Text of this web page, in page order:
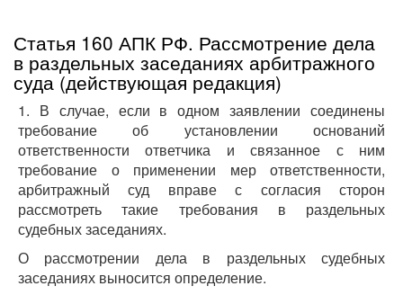
Статья 160 АПК РФ. Рассмотрение дела
в раздельных заседаниях арбитражного
суда (действующая редакция)
1. В случае, если в одном заявлении соединены
требование об установлении оснований
ответственности ответчика и связанное с ним
требование о применении мер ответственности,
арбитражный суд вправе с согласия сторон
рассмотреть такие требования в раздельных
судебных заседаниях.
О рассмотрении дела в раздельных судебных
заседаниях выносится определение.